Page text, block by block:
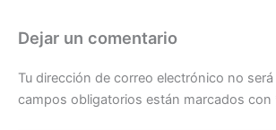
Dejar un comentario
Tu dirección de correo electrónico no
campos obligatorios están marcados con